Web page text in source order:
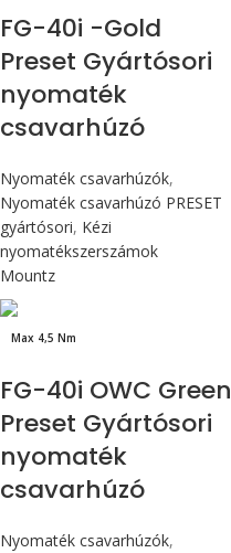
FG-40i -Gold
Preset Gyártósori
nyomaték
csavarhúzó
Nyomaték csavarhúzók,
Nyomaték csavarhúzó PRESET
gyártósori, Kézi
nyomatékszerszámok
Mountz
Max 4,5 Nm
FG-40i OWC Green
Preset Gyártósori
nyomaték
csavarhúzó
Nyomaték csavarhúzók,